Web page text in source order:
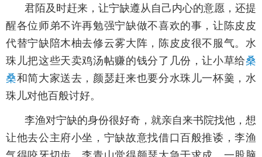
君陌及时赶来，让宁缺遵从自己内心的意愿，还提
醒各位师弟不许再勉强宁缺做不喜欢的事，让陈皮皮
代替宁缺陪木柚去修云雾大阵，陈皮皮很不服气。水
珠儿把这些天卖鸡汤帖赚的钱分了几份，让小草给桑
桑和简大家送去，颜瑟赶来也要分水珠儿一杯羹，水
珠儿对他百般讨好。
李渔对宁缺的身份很好奇，就亲自来书院找他，想
让他去公主府小坐，宁缺故意找借口百般推诿，李渔